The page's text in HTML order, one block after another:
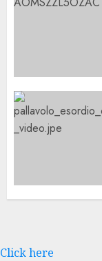
Click here